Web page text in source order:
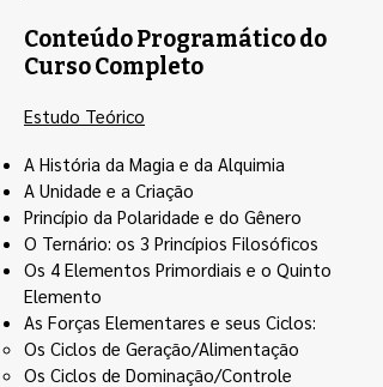
Conteúdo Programático do
Curso Completo
Estudo Teórico
A História da Magia e da Alquimia
A Unidade e a Criação
Princípio da Polaridade e do Gênero
O Ternário: os 3 Princípios Filosóficos
Os 4 Elementos Primordiais e o Quinto
Elemento
As Forças Elementares e seus Ciclos:
Os Ciclos de Geração/Alimentação
Os Ciclos de Dominação/Controle